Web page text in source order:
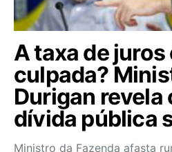
A taxa de juros
culpada?
Durigan revela
dívida pública
Ministro da Fazenda afasta